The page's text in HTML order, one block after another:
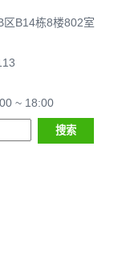
区B14栋8楼802室
~ 18:00